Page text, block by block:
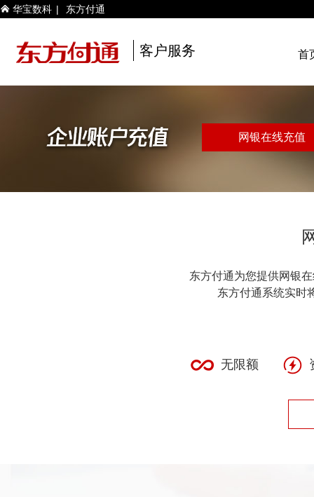
 华宝数科 | 东方付通
客户服务 首
网银在线充值
东方付通为您提供网银
东方付通系统实时
无限额